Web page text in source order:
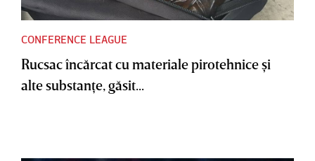
CONFERENCE LEAGUE
Rucsac încărcat cu materiale pirotehnice şi
alte substanţe, găsit...